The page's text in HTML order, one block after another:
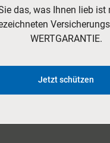
das, was Ihnen lieb
WERTGARANTIE.
Jetzt schützen